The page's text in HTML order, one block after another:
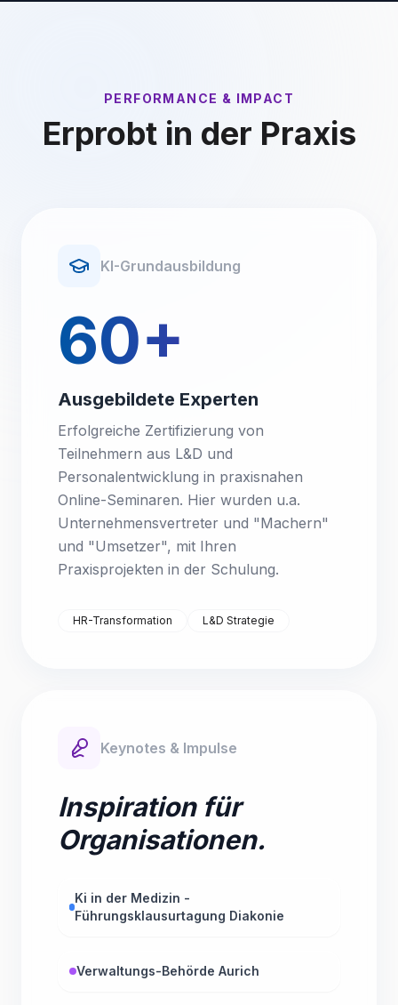
PERFORMANCE & IMPACT
Erprobt in der Praxis
KI-Grundausbildung
60+
Ausgebildete Experten
Erfolgreiche Zertifizierung von
Teilnehmern aus L&D und
Personalentwicklung in praxisnahen
Online-Seminaren. Hier wurden u.a.
Unternehmensvertreter und "Machern"
und "Umsetzer", mit Ihren
Praxisprojekten in der Schulung.
HR-Transformation L&D Strategie
Keynotes & Impulse
Inspiration für
Organisationen.
Ki in der Medizin -
Führungsklausurtagung Diakonie
Verwaltungs-Behörde Aurich